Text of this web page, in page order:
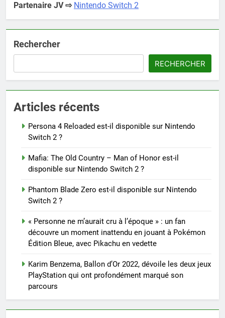
Partenaire JV ⇨ Nintendo Switch 2
Rechercher
RECHERCHER
Articles récents
Persona 4 Reloaded est-il disponible sur Nintendo
Switch 2 ?
Mafia: The Old Country – Man of Honor est-il
disponible sur Nintendo Switch 2 ?
Phantom Blade Zero est-il disponible sur Nintendo
Switch 2 ?
« Personne ne m’aurait cru à l’époque » : un fan
découvre un moment inattendu en jouant à Pokémon
Édition Bleue, avec Pikachu en vedette
Karim Benzema, Ballon d’Or 2022, dévoile les deux jeux
PlayStation qui ont profondément marqué son
parcours